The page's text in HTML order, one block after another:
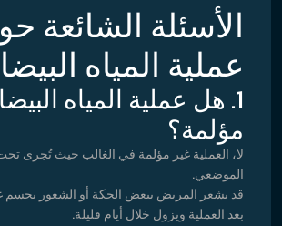
الأسئلة الشائعة
عملية المياه
1. هل عملية المياه
مؤلمة؟
لا، العملية غير مؤلمة في الغالب حيث تُجرى
الموضعي.
قد يشعر المريض ببعض الحكة أو الشعور بجسم
بعد العملية ويزول خلال أيام قليلة.